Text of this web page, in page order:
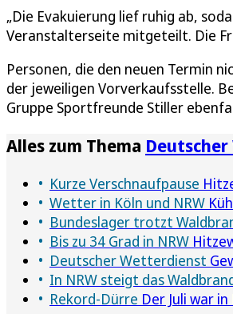
„Die Evakuierung lief ruhig ab,
Veranstalterseite mitgeteilt. Die
Personen, die den neuen Termin
der jeweiligen Vorverkaufsstelle.
Gruppe Sportfreunde Stiller
Alles zum Thema
Kurze Verschnaufpause
Wetter in Köln und NRW
Bundeslager trotzt
Bis zu 34 Grad in NRW
Deutscher Wetterdienst
In NRW steigt das
Rekord-Dürre Der Juli war